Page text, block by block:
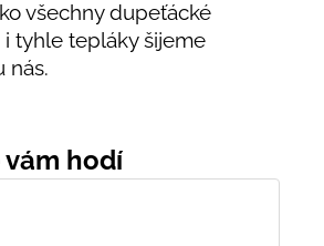
všechny dupeťácké
i tyhle tepláky šijeme
nás.